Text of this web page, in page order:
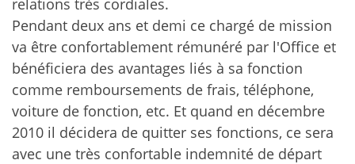
relations très cordiales.
Pendant deux ans et demi ce chargé de mission
va être confortablement rémunéré par l'Office et
bénéficiera des avantages liés à sa fonction
comme remboursements de frais, téléphone,
voiture de fonction, etc. Et quand en décembre
2010 il décidera de quitter ses fonctions, ce sera
avec une très confortable indemnité de départ